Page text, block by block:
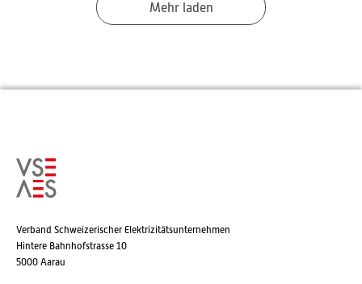
Mehr laden
Verband Schweizerischer Elektrizitätsunternehmen
Hintere Bahnhofstrasse 10
5000 Aarau